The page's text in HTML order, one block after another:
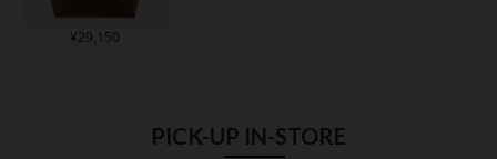
¥29,150
PICK-UP IN-STORE